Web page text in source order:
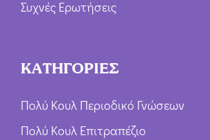
Συχνές Ερωτήσεις
ΚΑΤΗΓΟΡΙΕΣ
Πολύ Κουλ Περιοδικό Γνώσεων
Πολύ Κουλ Επιτραπέζιο